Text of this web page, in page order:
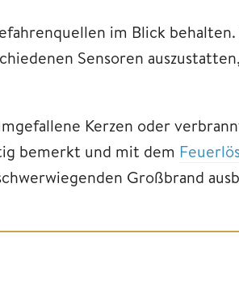
im Blick behalten.
Sensoren
Kerzen oder
bemerkt und mit dem
Großbrand